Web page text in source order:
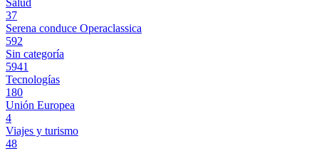
Salud
37
Serena conduce Operaclassica
592
Sin categoría
5941
Tecnologías
180
Unión Europea
4
Viajes y turismo
48